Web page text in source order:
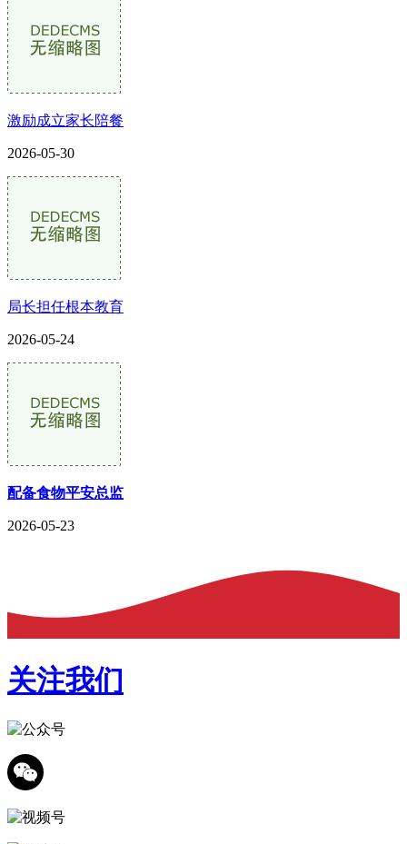
激励成立家长陪餐
2026-05-30
局长担任根本教育
2026-05-24
配备食物平安总监
2026-05-23
关注我们